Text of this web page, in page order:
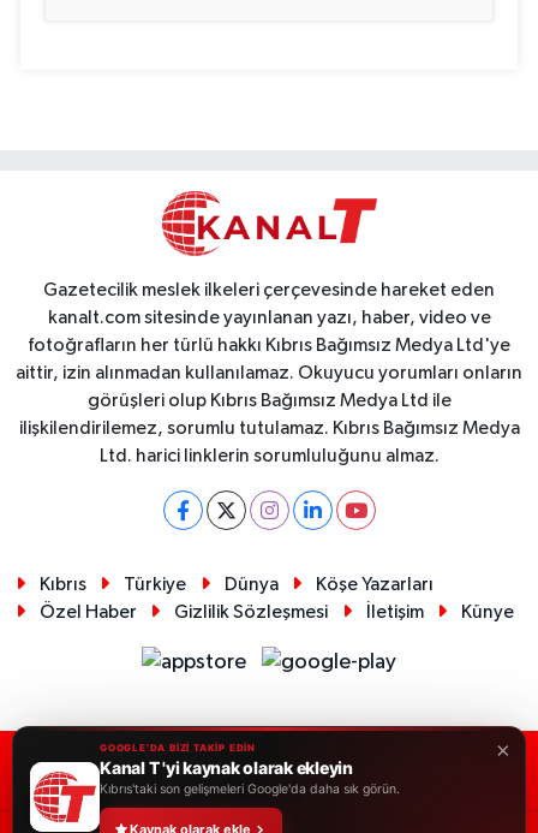
Gazetecilik meslek ilkeleri çerçevesinde hareket eden
kanalt.com sitesinde yayınlanan yazı, haber, video ve
fotoğrafların her türlü hakkı Kıbrıs Bağımsız Medya Ltd'ye
aittir, izin alınmadan kullanılamaz. Okuyucu yorumları onların
görüşleri olup Kıbrıs Bağımsız Medya Ltd ile
ilişkilendirilemez, sorumlu tutulamaz. Kıbrıs Bağımsız Medya
Ltd. harici linklerin sorumluluğunu almaz.
Kıbrıs Türkiye Dünya
Köşe Yazarları
Özel Haber
Gizlilik Sözleşmesi İletişim Künye
RSS Copyright © 2026. Her hakkı saklıdır.
×
GOOGLE'DA BİZİ TAKİP EDİN
Kanal T 'yi kaynak olarak ekleyin
Kıbrıs'taki son gelişmeleri Google'da daha sık görün.
Kaynak olarak ekle